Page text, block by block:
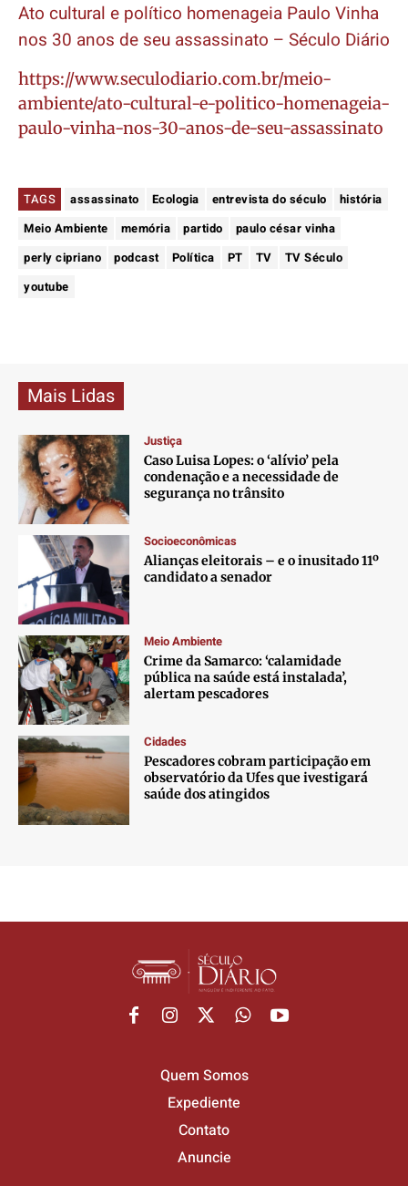
Ato cultural e político homenageia Paulo Vinha
nos 30 anos de seu assassinato – Século Diário
https://www.seculodiario.com.br/meio-
ambiente/ato-cultural-e-politico-homenageia-
paulo-vinha-nos-30-anos-de-seu-assassinato
TAGS assassinato Ecologia entrevista do século
história
Meio Ambiente
memória partido
paulo césar vinha
perly cipriano
podcast Política PT TV
TV Século
youtube
Mais Lidas
Justiça
Caso Luisa Lopes: o ‘alívio’ pela
condenação e a necessidade de
segurança no trânsito
Socioeconômicas
Alianças eleitorais – e o inusitado 11º
candidato a senador
Meio Ambiente
Crime da Samarco: ‘calamidade
pública na saúde está instalada’,
alertam pescadores
Cidades
Pescadores cobram participação em
observatório da Ufes que ivestigará
saúde dos atingidos
Quem Somos
Expediente
Contato
Anuncie